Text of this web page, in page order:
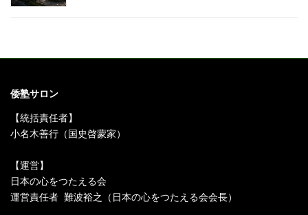
倭塾サロン
【統括責任者】
小名木善行（国史啓蒙家）
【運営】
日本の心をつたえる会
運営責任者 難波裕之（日本の心をつたえる会会長）